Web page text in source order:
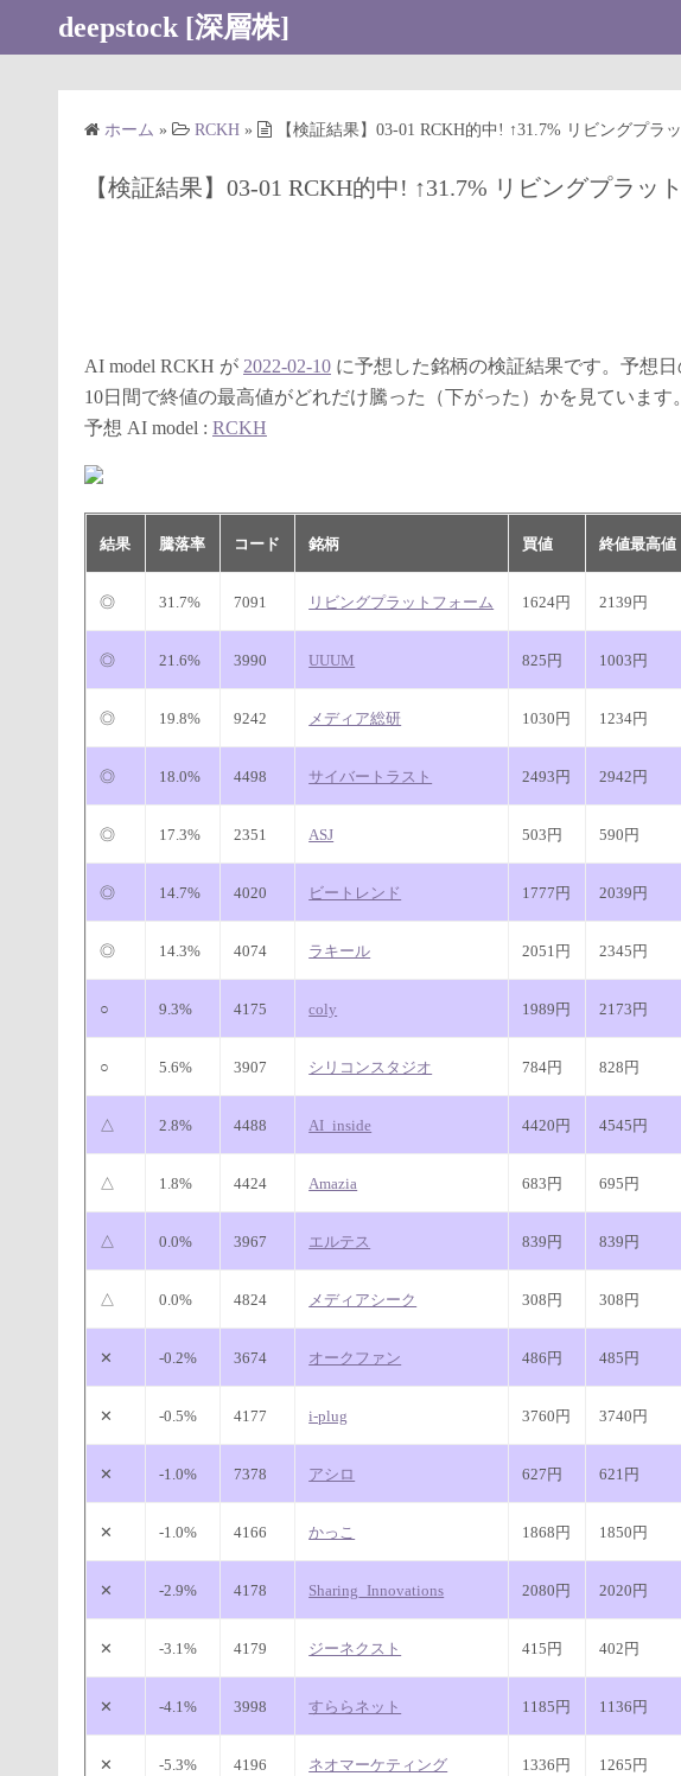
deepstock [深層株]
ホーム » RCKH » 【検証結果】03-01 RCKH的中! ↑31.7% リビングプラ
【検証結果】03-01 RCKH的中! ↑31.7% リビングプラッ
AI model RCKH が 2022-02-10 に予想した銘柄の検証結果です。予想
10日間で終値の最高値がどれだけ騰った（下がった）かを見ています。
予想 AI model : RCKH
結果 騰落率 コード 銘柄 買値 終値最高値
◎ 31.7% 7091 リビングプラットフォーム 1624円 2139円
◎ 21.6% 3990 UUUM 825円 1003円
◎ 19.8% 9242 メディア総研 1030円 1234円
◎ 18.0% 4498 サイバートラスト 2493円 2942円
◎ 17.3% 2351 ASJ 503円 590円
◎ 14.7% 4020 ビートレンド 1777円 2039円
◎ 14.3% 4074 ラキール 2051円 2345円
○ 9.3% 4175 coly 1989円 2173円
○ 5.6% 3907 シリコンスタジオ 784円 828円
△ 2.8% 4488 AI_inside 4420円 4545円
△ 1.8% 4424 Amazia 683円 695円
△ 0.0% 3967 エルテス 839円 839円
△ 0.0% 4824 メディアシーク 308円 308円
✕ -0.2% 3674 オークファン 486円 485円
✕ -0.5% 4177 i-plug 3760円 3740円
✕ -1.0% 7378 アシロ 627円 621円
✕ -1.0% 4166 かっこ 1868円 1850円
✕ -2.9% 4178 Sharing_Innovations 2080円 2020円
✕ -3.1% 4179 ジーネクスト 415円 402円
✕ -4.1% 3998 すららネット 1185円 1136円
✕ -5.3% 4196 ネオマーケティング 1336円 1265円